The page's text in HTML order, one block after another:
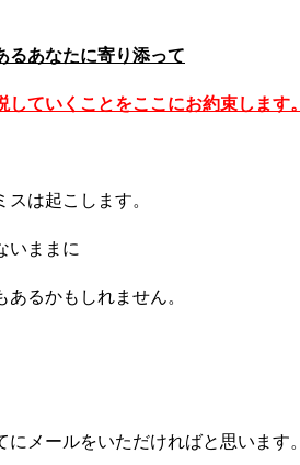
るあなたに寄り添って
ていくことをここにお約束します。
は起こします。
いままに
るかもしれません。
メールをいただければと思います。